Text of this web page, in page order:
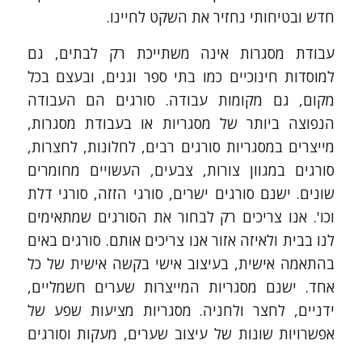
חדש ובטיחותי נחזיר את השקט לחיינו.
עבודת מסגרות אינה משתייכת רק לבתים, גם
למוסדות חינוכיים כמו בתי ספר וגנים, ובעצם בכל
מקום, גם מקומות עבודה. סורגים הם העבודה
הנפוצה ביותר של מסגריות או בעבודת מסגרות,
מייצרים במסגריות סורגים רבים, לחלונות, לחצרות,
סורגים במגוון צורות, צבעים, העשויים מחומרים
שונים. ישנם סורגים ישרים, סורגי הזזה, סורגי דלת
וכו'. אנו צריכים רק לבחור את הסורגים שמתאימים
לנו בבית ולאיזה אזור אנו צריכים אותם. סורגים באים
בהתאמה אישית, בעיצוב אישי בקשה אישית של כל
אחד. ישנם מסגריות המייצרות שערים חשמליים,
ידניים, לחצר ולחניה. מסגריות מציעות שפע של
אפשרויות שונות של עיצוב שערים, מעקות וסורגים